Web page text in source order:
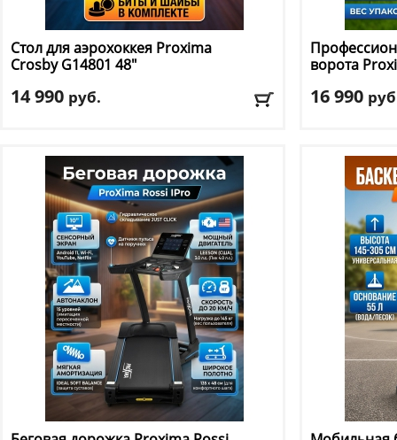
Стол для аэрохоккея Proxima
Crosby G14801 48"
14 990 руб.
Использование : домашнее
: 122
Ширина: 61
Доставка:БЕСПЛАТНО, 2-3 дня
ворота
16 990
Доставка: